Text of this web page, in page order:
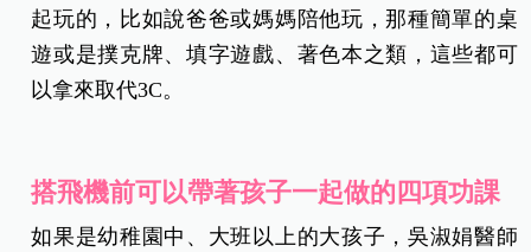
起玩的，比如說爸爸或媽媽陪他玩，那種簡單的桌
遊或是撲克牌、填字遊戲、著色本之類，這些都可
以拿來取代3C。
搭飛機前可以帶著孩子一起做的四項功課
如果是幼稚園中、大班以上的大孩子，吳淑娟醫師